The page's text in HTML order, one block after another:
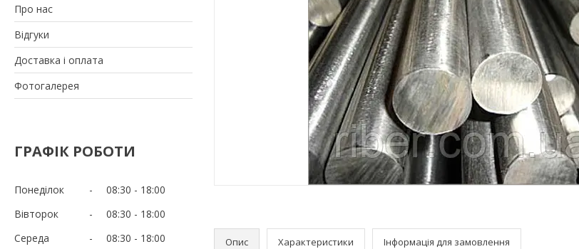
Про нас
Відгуки
Доставка і оплата
Фотогалерея
ГРАФІК РОБОТИ
Понеділок 08:30
18:00
Вівторок
08:30
18:00
Середа
08:30
18:00
Опис Характеристики Інформація для замовлення